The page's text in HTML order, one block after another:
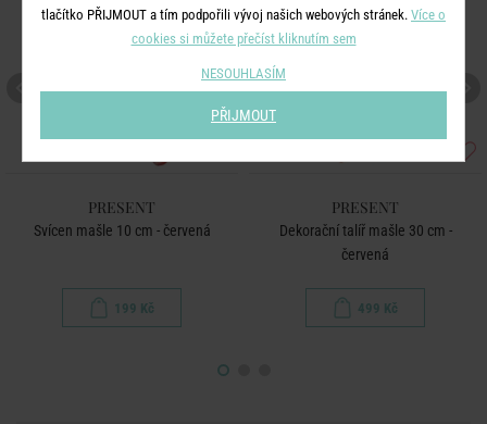
PRESENT
Svícen mašle 10 cm - červená
199 Kč
PRESENT
Dekorační talíř mašle 30 cm -
červená
499 Kč
tlačítko PŘIJMOUT a tím podpořili vývoj našich webových stránek. Více o
cookies si můžete přečíst kliknutím sem
NESOUHLASÍM
PŘIJMOUT